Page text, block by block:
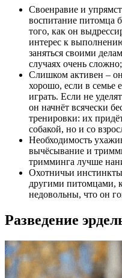
Своенравие и
воспитание питомца
того, как он
интерес к
заняться своими
случаях очень сложно;
Слишком активен –
хорошо, если в семье
играть. Если не
он начнёт всячески
тренировки: их
собакой, но и со
Необходимость
вычёсывание и
тримминга лучше
Охотничьи
другими питомцами,
недовольны, что он
Разведение